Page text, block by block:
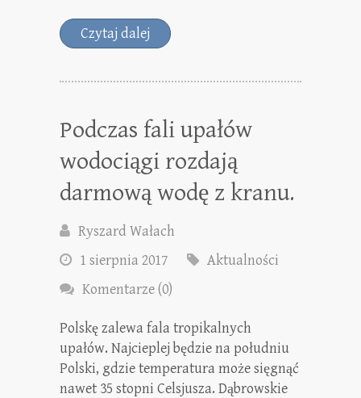
Czytaj dalej
Podczas fali upałów
wodociągi rozdają
darmową wodę z kranu.
Ryszard Wałach
1 sierpnia 2017
Aktualności
Komentarze (0)
Polskę zalewa fala tropikalnych
upałów. Najcieplej będzie na południu
Polski, gdzie temperatura może sięgnąć
nawet 35 stopni Celsjusza. Dąbrowskie